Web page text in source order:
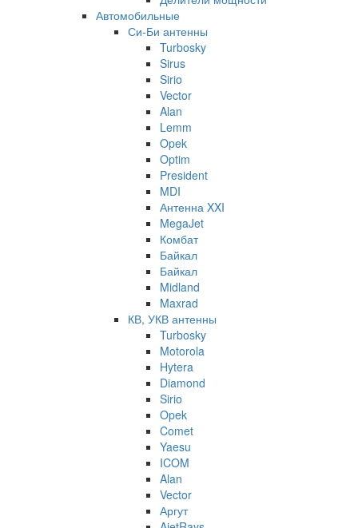
Автомобильные
Си-Би антенны
Turbosky
Sirus
Sirio
Vector
Alan
Lemm
Opek
Optim
President
MDI
Антенна XXI
MegaJet
Комбат
Байкал
Байкал
Midland
Maxrad
КВ, УКВ антенны
Turbosky
Motorola
Hytera
Diamond
Sirio
Opek
Comet
Yaesu
ICOM
Alan
Vector
Аргут